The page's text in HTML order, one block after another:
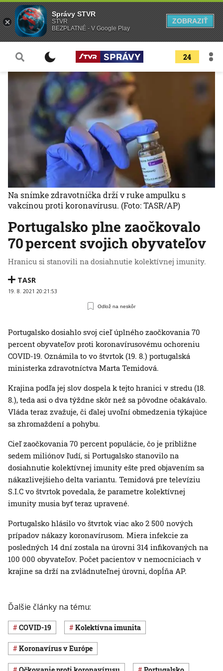
24
Portugalsko plne zaočkovalo
70 percent svojich obyvateľov
Hranicu si stanovili na dosiahnutie kolektívnej imunity.
TASR
19. 8. 2021 20:21:53
Odlož na neskôr
Na snímke zdravotníčka drží v ruke ampulku s
vakcínou proti koronavírusu. (Foto: TASR/AP)
Portugalsko dosiahlo svoj cieľ úplného zaočkovania 70
percent obyvateľov proti koronavírusovému ochoreniu
COVID-19. Oznámila to vo štvrtok (19. 8.) portugalská
ministerka zdravotníctva Marta Temidová.
Krajina podľa jej slov dospela k tejto hranici v stredu (18.
8.), teda asi o dva týždne skôr než sa pôvodne očakávalo.
Vláda teraz zvažuje, či ďalej uvoľní obmedzenia týkajúce
sa zhromaždení a pohybu.
Cieľ zaočkovania 70 percent populácie, čo je približne
sedem miliónov ľudí, si Portugalsko stanovilo na
dosiahnutie kolektívnej imunity ešte pred objavením sa
nákazlivejšieho delta variantu. Temidová pre televíziu
S.I.C vo štvrtok povedala, že parametre kolektívnej
imunity musia byť teraz upravené.
Portugalsko hlásilo vo štvrtok viac ako 2 500 nových
prípadov nákazy koronavírusom. Miera infekcie za
posledných 14 dní zostala na úrovni 314 infikovaných na
100 000 obyvateľov. Počet pacientov v nemocniciach v
krajine sa drží na zvládnuteľnej úrovni, dopĺňa AP.
Ďalšie články na tému:
COVID-19 kolektívna imunita
koronavírus v Európe
Správy STVR
STVR
BEZPLATNÉ - V Google Play
ZOBRAZIŤ